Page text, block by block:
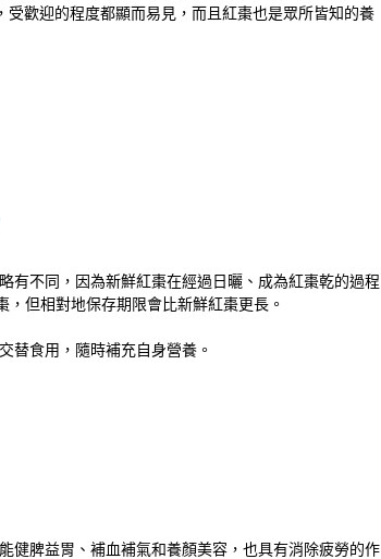
歡迎的程度都顯而易見，而且紅棗也是眾所皆知的養
有不同，因為新鮮紅棗在經過日曬、成為紅棗乾的過程
但相對地保存期限會比新鮮紅棗更長。
替食用，隨時補充自身營養。
健脾益胃、補血補氣和養顏美容，也具有消除疲勞的作